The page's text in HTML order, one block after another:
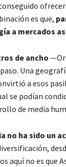
es que,
a mercados
de ancho
Una
a esos
se podían
de media
no ha sido un
aquí no es que